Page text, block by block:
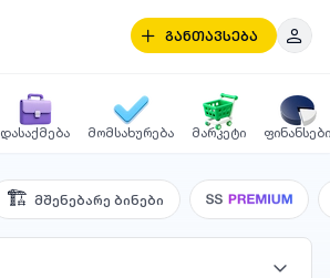
განთავსება
დასაქმება მომსახურება მარკეტი ფინანსები
🏗️ მშენებარე ბინები